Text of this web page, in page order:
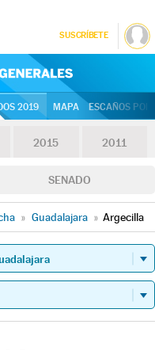
SUSCRÍBETE
2019 MAPA ESCAÑOS
2015 2011
SENADO
» Guadalajara » Argecilla